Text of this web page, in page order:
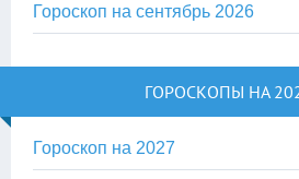
Гороскоп на сентябрь 2026
ГОРОСКОПЫ НА
Гороскоп на 2027